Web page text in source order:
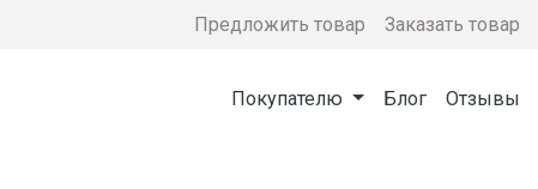
Предложить товар Заказать товар
Покупателю Блог Отзывы